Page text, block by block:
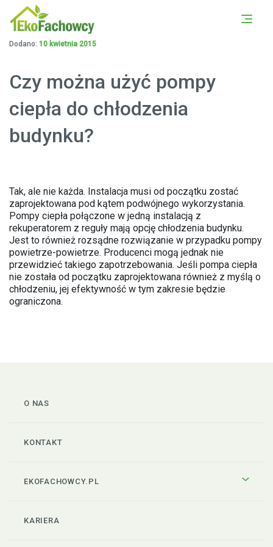
PORÓWNAJ OFERTY Z
OKOLICY
Dodano: 10 kwietnia 2015
Czy można użyć pompy
ciepła do chłodzenia
budynku?
Tak, ale nie każda. Instalacja musi od początku zostać
zaprojektowana pod kątem podwójnego wykorzystania.
Pompy ciepła połączone w jedną instalacją z
rekuperatorem z reguły mają opcję chłodzenia budynku.
Jest to również rozsądne rozwiązanie w przypadku pompy
powietrze-powietrze. Producenci mogą jednak nie
przewidzieć takiego zapotrzebowania. Jeśli pompa ciepła
nie została od początku zaprojektowana również z myślą o
chłodzeniu, jej efektywność w tym zakresie będzie
ograniczona.
O NAS
KONTAKT
EKOFACHOWCY.PL
KARIERA